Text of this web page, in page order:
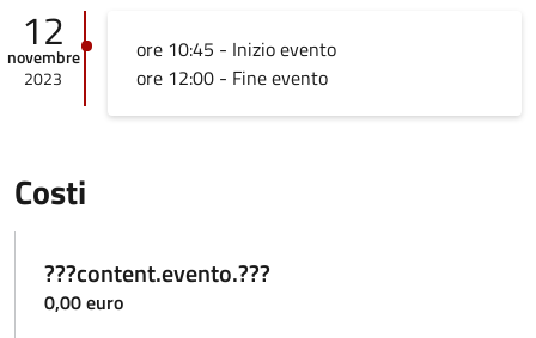
12
novembre
2023
ore 10:45 - Inizio evento
ore 12:00 - Fine evento
Costi
???content.evento.???
0,00 euro